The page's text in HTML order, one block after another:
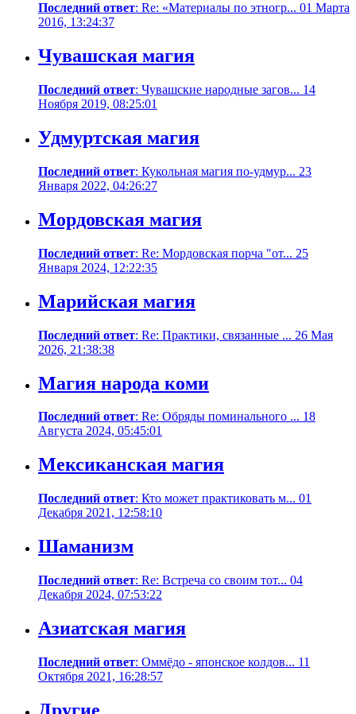
Последний ответ: Re: «Материалы по этногр... 01 Марта
2016, 13:24:37
Чувашская магия
Последний ответ: Чувашские народные загов... 14
Ноября 2019, 08:25:01
Удмуртская магия
Последний ответ: Кукольная магия по-удмур... 23
Января 2022, 04:26:27
Мордовская магия
Последний ответ: Re: Мордовская порча "от... 25
Января 2024, 12:22:35
Марийская магия
Последний ответ: Re: Практики, связанные ... 26 Мая
2026, 21:38:38
Магия народа коми
Последний ответ: Re: Обряды поминального ... 18
Августа 2024, 05:45:01
Мексиканская магия
Последний ответ: Кто может практиковать м... 01
Декабря 2021, 12:58:10
Шаманизм
Последний ответ: Re: Встреча со своим тот... 04
Декабря 2024, 07:53:22
Азиатская магия
Последний ответ: Оммёдо - японское колдов... 11
Октября 2021, 16:28:57
Другие